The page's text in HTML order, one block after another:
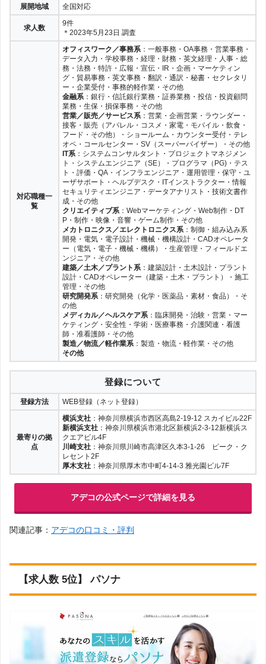
展開地域 全国対応
求人数
9件
＊2023年5月23日 調査
対応職種一
覧
オフィスワーク／事務系 ：一般事務・OA事務・営業事務・
データ入力・学校事務・経理・財務・英文経理・人事・総
務・法務・特許・広報・宣伝・IR・企画・マーケティン
グ・貿易事務・英文事務・翻訳・通訳・秘書・セクレタリ
ー・企業受付・事務的軽作業・その他
金融系 ：銀行・信託銀行業務・証券業務・投信・投資顧問
業務・生保・損保事務・その他
営業／販売／サービス系 ：営業・企画営業・ラウンダー・
接客・販売（アパレル・コスメ・家電・モバイル・飲食・
フード・その他）・ショールーム・カウンター受付・テレ
オペ・コールセンター・SV（スーパーバイザー）・その他
IT系 ：システムコンサルタント・プロジェクトマネジメン
ト・システムエンジニア（SE）・プログラマ（PG)・テス
ト・評価・QA・インフラエンジニア・運用管理・保守・ユ
ーザサポート・ヘルプデスク・ITインストラクター・情報
セキュリティエンジニア・データアナリスト・技術文書作
成・その他
クリエイティブ系 ：Webマーケティング・Web制作・DT
P・制作・映像・音響・ゲーム制作・その他
メカトロニクス／エレクトロニクス系 ：制御・組み込み系
開発・電気・電子設計・機械・機構設計・CADオペレータ
ー（電気・電子・機械・機構）・生産管理・フィールドエ
ンジニア・その他
建築／土木／プラント系 ：建築設計・土木設計・プラント
設計・CADオペレーター（建築・土木・プラント）・施工
管理・その他
研究開発系 ：研究開発（化学・医薬品・素材・食品）・そ
の他
メディカル／ヘルスケア系 ：臨床開発・治験・営業・マー
ケティング・安全性・学術・医療事務・介護関連・看護
師・准看護師・その他
製造／物流／軽作業系 ：製造・物流・軽作業・その他
その他
登録について
登録方法 WEB登録（ネット登録）
最寄りの拠
点
横浜支社 ：神奈川県横浜市西区高島2-19-12 スカイビル22F
新横浜支社 ：神奈川県横浜市港北区新横浜2-3-12新横浜ス
クエアビル4F
川崎支社 ：神奈川県川崎市高津区久本3-1-26 ピーク・ク
レセント2F
厚木支社 ：神奈川県厚木市中町4-14-3 雅光園ビル7F
アデコの公式ページで詳細を見る
関連記事： アデコの口コミ・評判
【求人数 5位】 パソナ